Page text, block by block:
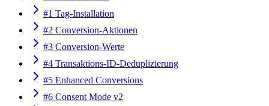
#1 Tag-Installation
#2 Conversion-Aktionen
#3 Conversion-Werte
#4 Transaktions-ID-Deduplizierung
#5 Enhanced Conversions
#6 Consent Mode v2